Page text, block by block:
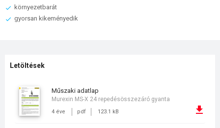
környezetbarát
gyorsan kikeményedik
Letöltések
műszaki adatlap
4 éve pdf 123.1 kB
Murexin MS-X 24 repedésösszezáró gyanta